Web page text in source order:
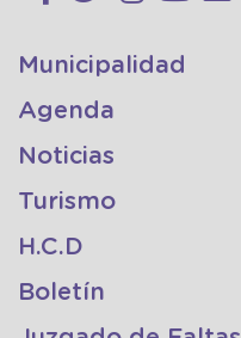
Municipalidad
Agenda
Noticias
Turismo
H.C.D
Boletín